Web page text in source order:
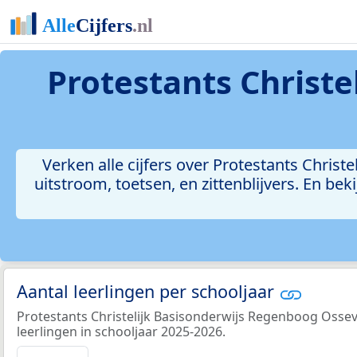
Protestants
Verken alle cijfers over Protestants
uitstroom, toetsen, en zittenblijvers. En
Aantal leerlingen per schooljaar
Protestants Christelijk Basisonderwijs Regenboog
leerlingen in schooljaar 2025-2026.